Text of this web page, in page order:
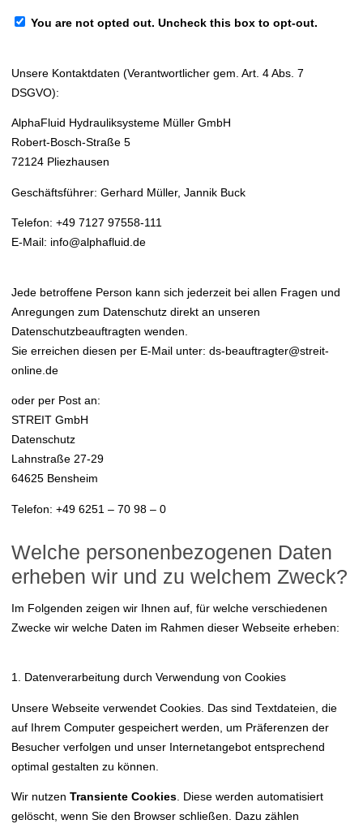
You are not opted out. Uncheck this box to opt-out.
Unsere Kontaktdaten (Verantwortlicher gem. Art. 4 Abs. 7
DSGVO):
AlphaFluid Hydrauliksysteme Müller GmbH
Robert-Bosch-Straße 5
72124 Pliezhausen
Geschäftsführer: Gerhard Müller, Jannik Buck
Telefon: +49 7127 97558-111
E-Mail: info@alphafluid.de
Jede betroffene Person kann sich jederzeit bei allen Fragen und
Anregungen zum Datenschutz direkt an unseren
Datenschutzbeauftragten wenden.
Sie erreichen diesen per E-Mail unter: ds-beauftragter@streit-
online.de
oder per Post an:
STREIT GmbH
Datenschutz
Lahnstraße 27-29
64625 Bensheim
Telefon: +49 6251 – 70 98 – 0
Welche personenbezogenen Daten
erheben wir und zu welchem Zweck?
Im Folgenden zeigen wir Ihnen auf, für welche verschiedenen
Zwecke wir welche Daten im Rahmen dieser Webseite erheben:
1. Datenverarbeitung durch Verwendung von Cookies
Unsere Webseite verwendet Cookies. Das sind Textdateien, die
auf Ihrem Computer gespeichert werden, um Präferenzen der
Besucher verfolgen und unser Internetangebot entsprechend
optimal gestalten zu können.
Wir nutzen Transiente Cookies. Diese werden automatisiert
gelöscht, wenn Sie den Browser schließen. Dazu zählen